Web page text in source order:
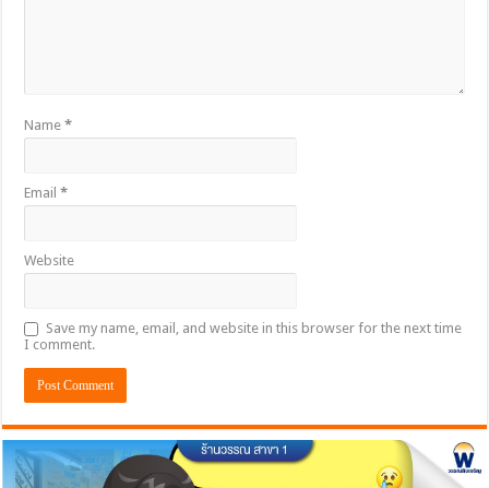
Name*
Email*
Website
Save my name, email, and website in this browser for the next time
I comment.